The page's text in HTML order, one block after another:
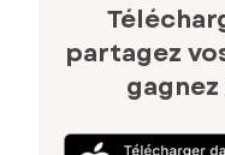
partagez